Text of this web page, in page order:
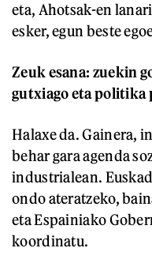
eta, Ahotsak-en
esker, egun beste
Zeuk esana: zuekin
gutxiago eta politika
Halaxe da. Gainera,
behar gara agenda
industrialean.
ondo ateratzeko,
eta Espainiako
koordinatu.